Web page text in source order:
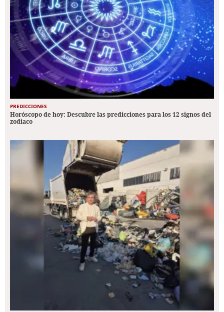
PREDICCIONES
Horóscopo de hoy: Descubre las predicciones para los 12 signos del
zodiaco